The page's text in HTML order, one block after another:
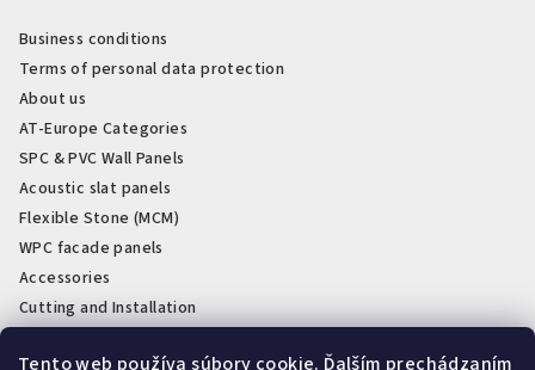
Tento web používa súbory cookie. Ďalším prechádzaním
Business conditions
Terms of personal data protection
About us
AT-Europe Categories
SPC & PVC Wall Panels
Acoustic slat panels
Flexible Stone (MCM)
WPC facade panels
Accessories
Cutting and Installation